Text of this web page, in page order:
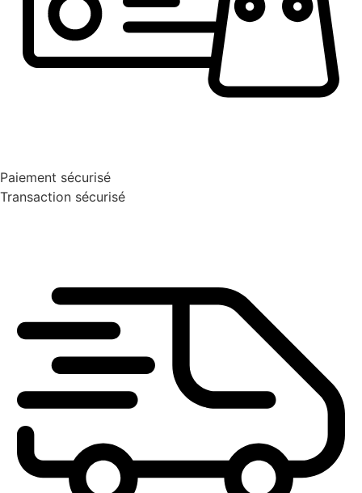
Paiement sécurisé
Transaction sécurisé